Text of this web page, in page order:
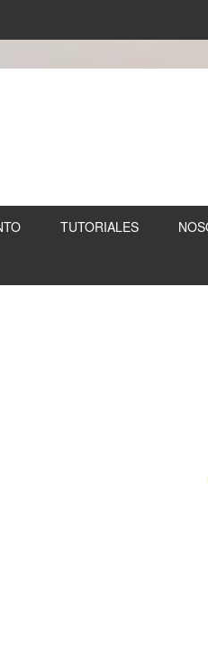
TUTORIALES